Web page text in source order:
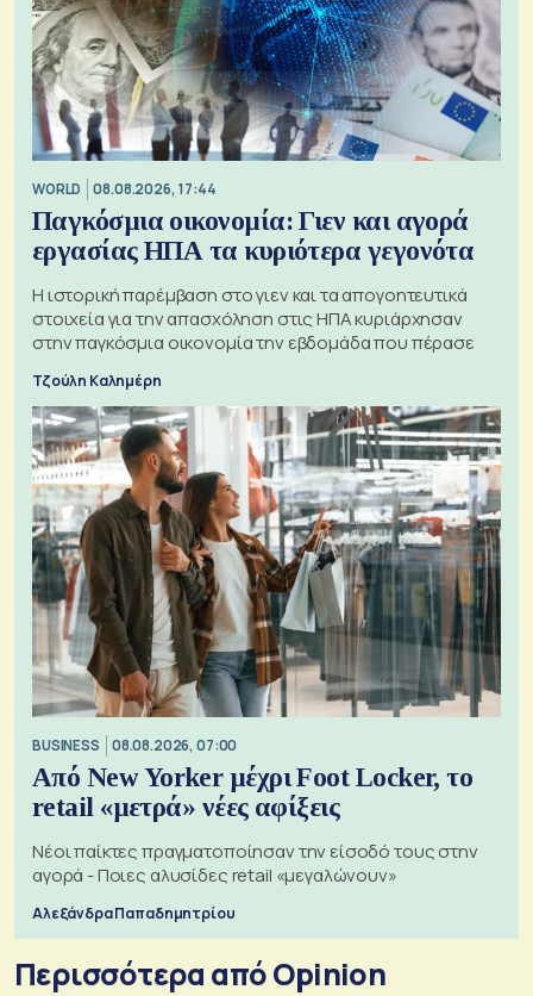
WORLD 08.08.2026, 17:44
Παγκόσμια οικονομία: Γιεν και αγορά
εργασίας ΗΠΑ τα κυριότερα γεγονότα
Η ιστορική παρέμβαση στο γιεν και τα απογοητευτικά
στοιχεία για την απασχόληση στις ΗΠΑ κυριάρχησαν
στην παγκόσμια οικονομία την εβδομάδα που πέρασε
Τζούλη Καλημέρη
BUSINESS 08.08.2026, 07:00
Από New Yorker μέχρι Foot Locker, το
retail «μετρά» νέες αφίξεις
Νέοι παίκτες πραγματοποίησαν την είσοδό τους στην
αγορά - Ποιες αλυσίδες retail «μεγαλώνουν»
Αλεξάνδρα Παπαδημητρίου
Περισσότερα από Opinion